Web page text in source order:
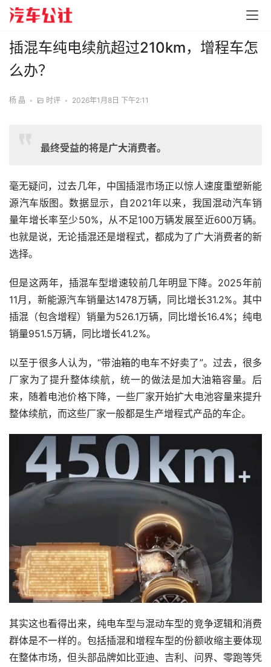
插混车纯电续航超过210km，增程车怎
么办？
杨 晶 • 时评 • 2026年1月8日 下午2:11
最终受益的将是广大消费者。
毫无疑问，过去几年，中国插混市场正以惊人速度重塑新能
源汽车版图。数据显示，自2021年以来，我国混动汽车销
量年增长率至少50%，从不足100万辆发展至近600万辆。
也就是说，无论插混还是增程式，都成为了广大消费者的新
选择。
但是这两年，插混车型增速较前几年明显下降。2025年前
11月，新能源汽车销量达1478万辆，同比增长31.2%。其中
插混（包含增程）销量为526.1万辆，同比增长16.4%；纯电
销量951.5万辆，同比增长41.2%。
以至于很多人认为，“带油箱的电车不好卖了”。过去，很多
厂家为了提升整体续航，统一的做法是加大油箱容量。后
来，随着电池价格下降，一些厂家开始扩大电池容量来提升
整体续航，而这些厂家一般都是生产增程式产品的车企。
其实这也看得出来，纯电车型与混动车型的竞争逻辑和消费
群体是不一样的。包括插混和增程车型的份额收缩主要体现
在整体市场，但头部品牌如比亚迪、吉利、问界、零跑等凭